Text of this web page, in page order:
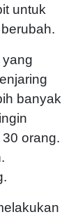
untuk
yang
banyak
orang.